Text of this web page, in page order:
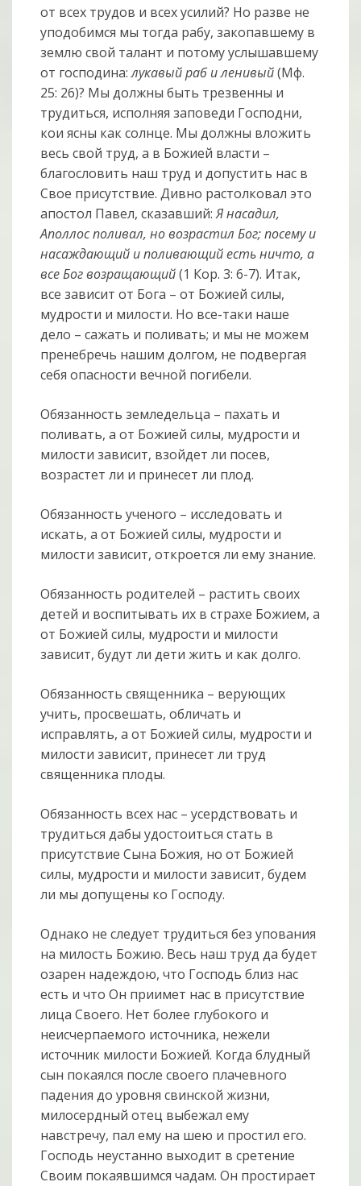
от всех трудов и всех усилий? Но разве не
уподобимся мы тогда рабу, закопавшему в
землю свой талант и потому услышавшему
от господина:лукавый раб и ленивый(Мф.
25: 26)? Мы должны быть трезвенны и
трудиться, исполняя заповеди Господни,
кои ясны как солнце. Мы должны вложить
весь свой труд, а в Божией власти –
благословить наш труд и допустить нас в
Свое присутствие. Дивно растолковал это
апостол Павел, сказавший:Я насадил,
Аполлос поливал, но возрастил Бог; посему и
насаждающий и поливающий есть ничто, а
все Бог возращающий(1 Кор. 3: 6-7). Итак,
все зависит от Бога – от Божией силы,
мудрости и милости. Но все-таки наше
дело – сажать и поливать; и мы не можем
пренебречь нашим долгом, не подвергая
себя опасности вечной погибели.
Обязанность земледельца – пахать и
поливать, а от Божией силы, мудрости и
милости зависит, взойдет ли посев,
возрастет ли и принесет ли плод.
Обязанность ученого – исследовать и
искать, а от Божией силы, мудрости и
милости зависит, откроется ли ему знание.
Обязанность родителей – растить своих
детей и воспитывать их в страхе Божием, а
от Божией силы, мудрости и милости
зависит, будут ли дети жить и как долго.
Обязанность священника – верующих
учить, просвешать, обличать и
исправлять, а от Божией силы, мудрости и
милости зависит, принесет ли труд
священника плоды.
Обязанность всех нас – усердствовать и
трудиться дабы удостоиться стать в
присутствие Сына Божия, но от Божией
силы, мудрости и милости зависит, будем
ли мы допущены ко Господу.
Однако не следует трудиться без упования
на милость Божию. Весь наш труд да будет
озарен надеждою, что Господь близ нас
есть и что Он приимет нас в присутствие
лица Своего. Нет более глубокого и
неисчерпаемого источника, нежели
источник милости Божией. Когда блудный
сын покаялся после своего плачевного
падения до уровня свинской жизни,
милосердный отец выбежал ему
навстречу, пал ему на шею и простил его.
Господь неустанно выходит в сретение
Своим покаявшимся чадам. Он простирает